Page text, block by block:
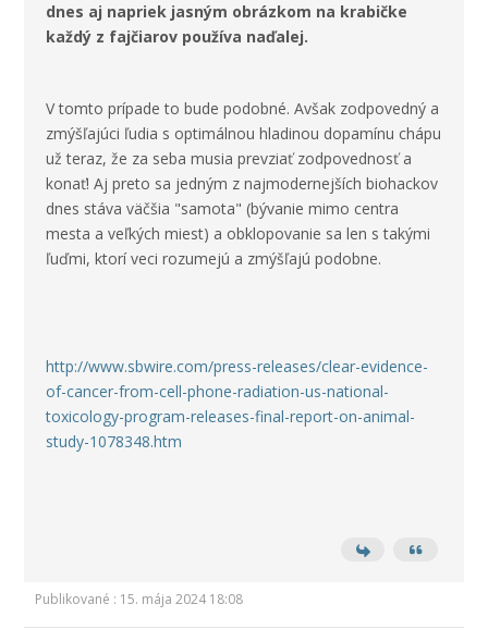
dnes aj napriek jasným obrázkom na krabičke
každý z fajčiarov používa naďalej.
V tomto prípade to bude podobné. Avšak zodpovedný a
zmýšľajúci ľudia s optimálnou hladinou dopamínu chápu
už teraz, že za seba musia prevziať zodpovednosť a
konať! Aj preto sa jedným z najmodernejších biohackov
dnes stáva väčšia "samota" (bývanie mimo centra
mesta a veľkých miest) a obklopovanie sa len s takými
ľuďmi, ktorí veci rozumejú a zmýšľajú podobne.
http://www.sbwire.com/press-releases/clear-evidence-
of-cancer-from-cell-phone-radiation-us-national-
toxicology-program-releases-final-report-on-animal-
study-1078348.htm
Publikované : 15. mája 2024 18:08